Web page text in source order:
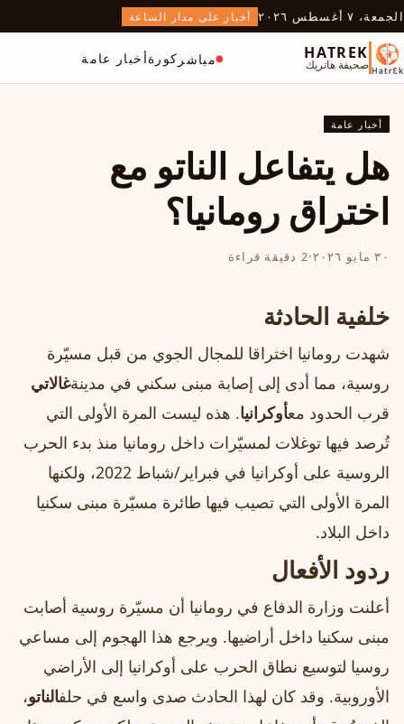
الجمعة، ٧ أغسطس ٢٠٢٦ أخبار على مدار الساعة
HATREK
صحيفة هاتريك مباشر كورةأخبار عامة
أخبار عامة
هل يتفاعل الناتو مع
اختراق رومانيا؟
٣٠ مايو ٢٠٢٦ ·2 دقيقة قراءة
خلفية الحادثة
شهدت رومانيا اختراقا للمجال الجوي من قبل مسيّرة
روسية، مما أدى إلى إصابة مبنى سكني في مدينةغالاتي
قرب الحدود معأوكرانيا. هذه ليست المرة الأولى التي
تُرصد فيها توغلات لمسيّرات داخل رومانيا منذ بدء الحرب
الروسية على أوكرانيا في فبراير/شباط 2022، ولكنها
المرة الأولى التي تصيب فيها طائرة مسيّرة مبنى سكنيا
داخل البلاد.
ردود الأفعال
أعلنت وزارة الدفاع في رومانيا أن مسيّرة روسية أصابت
مبنى سكنيا داخل أراضيها. ويرجع هذا الهجوم إلى مساعي
روسيا لتوسيع نطاق الحرب على أوكرانيا إلى الأراضي
الأوروبية. وقد كان لهذا الحادث صدى واسع في حلفالناتو،